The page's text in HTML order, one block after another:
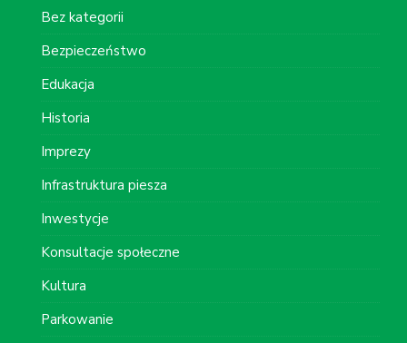
Bez kategorii
Bezpieczeństwo
Edukacja
Historia
Imprezy
Infrastruktura piesza
Inwestycje
Konsultacje społeczne
Kultura
Parkowanie